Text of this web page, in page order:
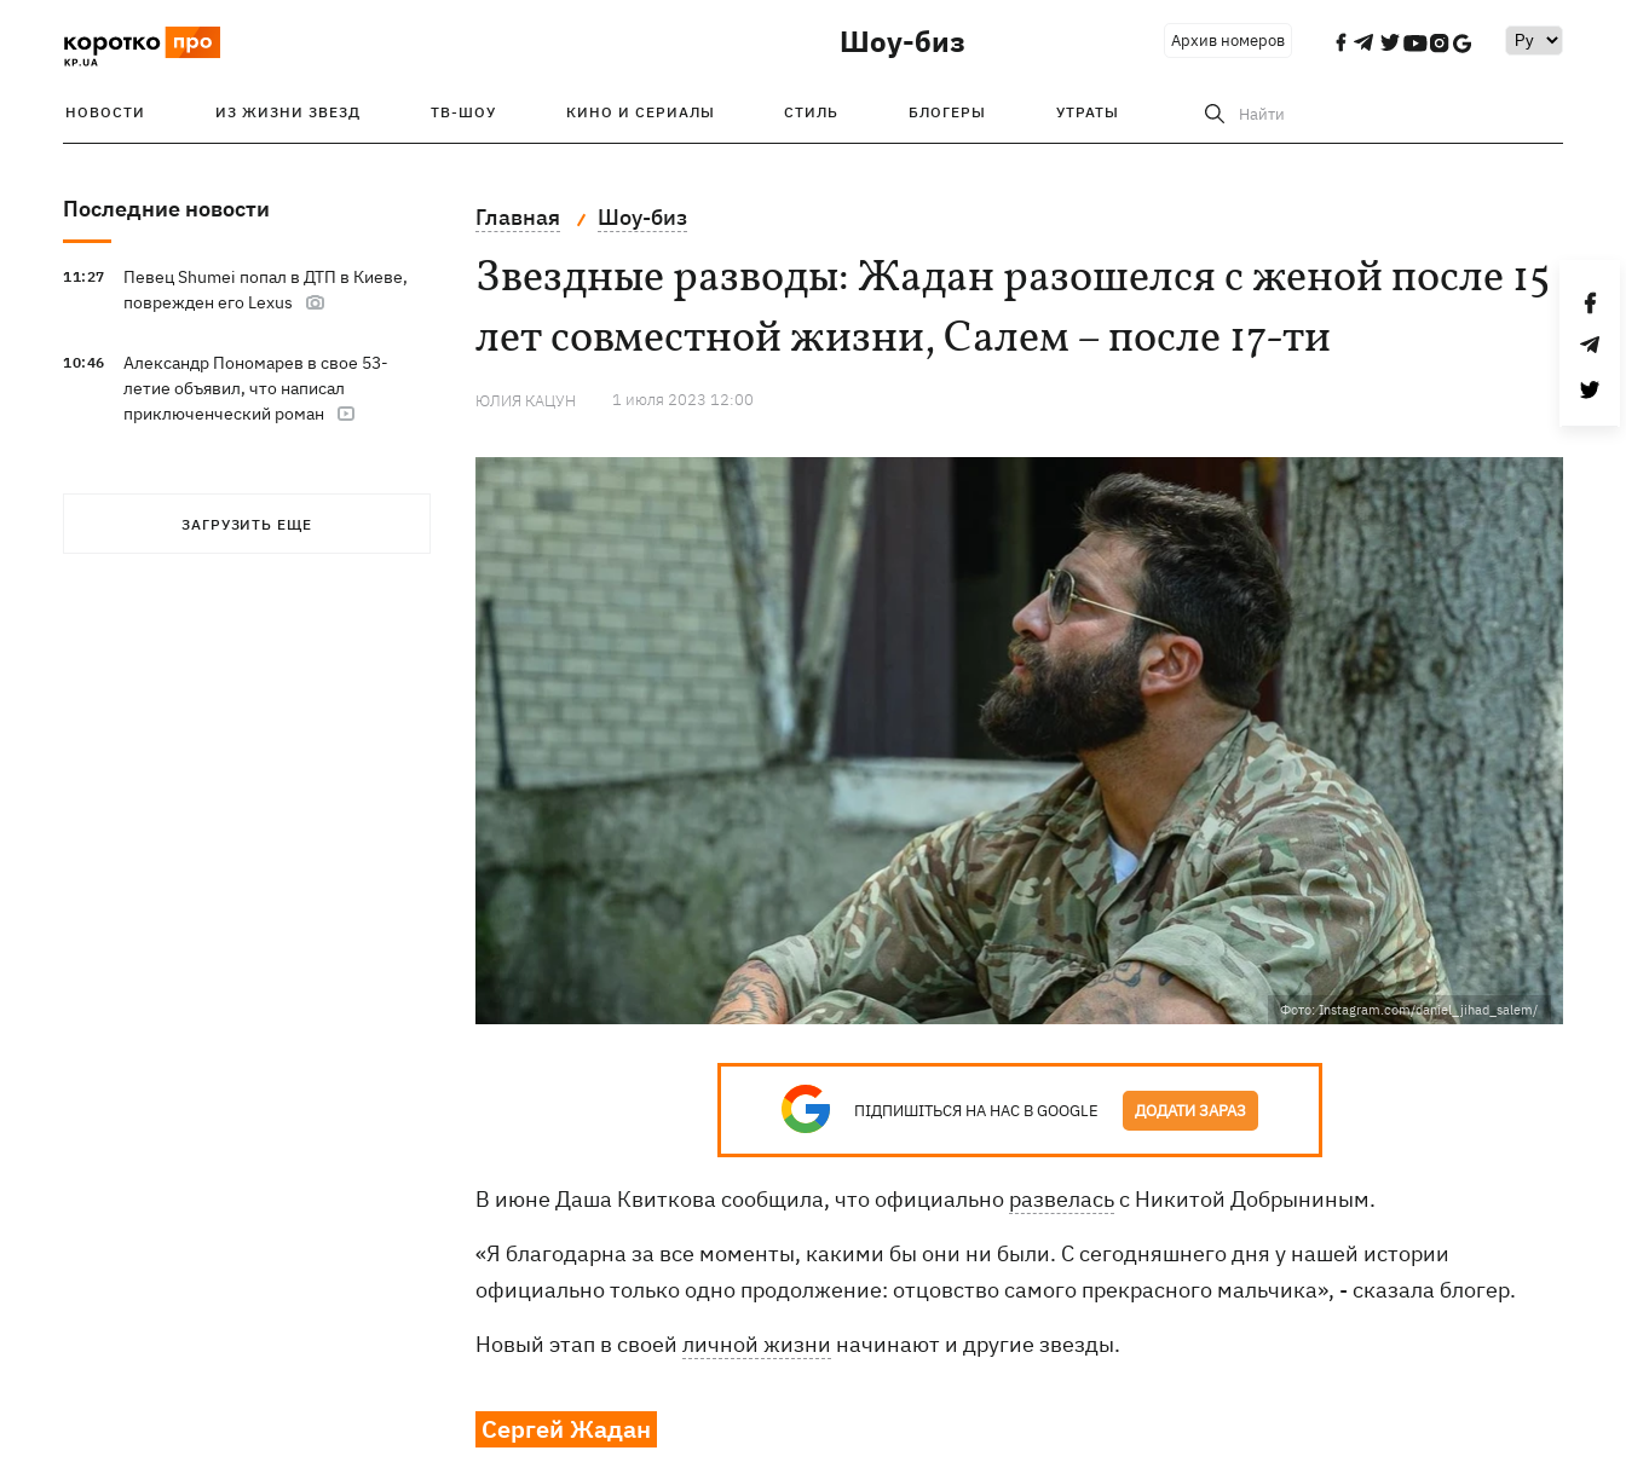
Шоу-биз Архив номеров
НОВОСТИ ИЗ ЖИЗНИ ЗВЕЗД ТВ-ШОУ КИНО И СЕРИАЛЫ СТИЛЬ БЛОГЕРЫ УТРАТЫ Найти
Последние новости
11:27
Певец Shumei попал в ДТП в Киеве,
поврежден его Lexus
10:46
Александр Пономарев в свое 53-
летие объявил, что написал
приключенческий роман
ЗАГРУЗИТЬ ЕЩЕ
Главная Шоу-биз
Звездные разводы: Жадан разошелся с женой после 15
лет совместной жизни, Салем – после 17-ти
ЮЛИЯ КАЦУН 1 июля 2023 12:00
Фото: Instagram.com/daniel_jihad_salem/
ПІДПИШІТЬСЯ НА НАС В GOOGLE ДОДАТИ ЗАРАЗ
В июне Даша Квиткова сообщила, что официально развеласьс Никитой Добрыниным.
«Я благодарна за все моменты, какими бы они ни были. С сегодняшнего дня у нашей истории
официально только одно продолжение: отцовство самого прекрасного мальчика», - сказала блогер.
Новый этап в своей личной жизни начинают и другие звезды.
Сергей Жадан